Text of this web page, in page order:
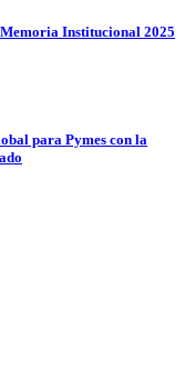
Institucional 2025
para Pymes con la